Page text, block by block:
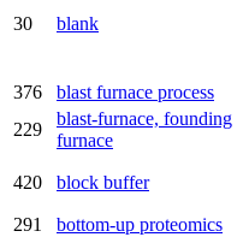
30 blank
376 blast furnace process
229
blast-furnace, founding
furnace
420 block buffer
291 bottom-up proteomics